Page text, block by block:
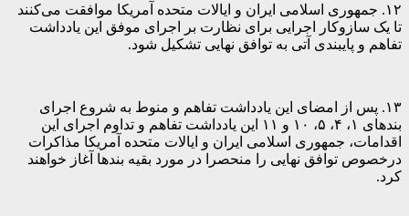
۱۲. جمهوری اسلامی ایران و ایالات متحده آمریکا موافقت می‌کنند
تا یک سازوکار اجرایی برای نظارت بر اجرای موفق این یادداشت
تفاهم و پایبندی آتی به توافق نهایی تشکیل شود.
۱۳. پس از امضای این یادداشت تفاهم و منوط به شروع اجرای
بندهای ۱، ۴، ۵، ۱۰ و ۱۱ این یادداشت تفاهم و تداوم اجرای این
اقدامات، جمهوری اسلامی ایران و ایالات متحده آمریکا مذاکرات
درخصوص توافق نهایی را منحصرا در مورد بقیه بندها آغاز خواهند
کرد.